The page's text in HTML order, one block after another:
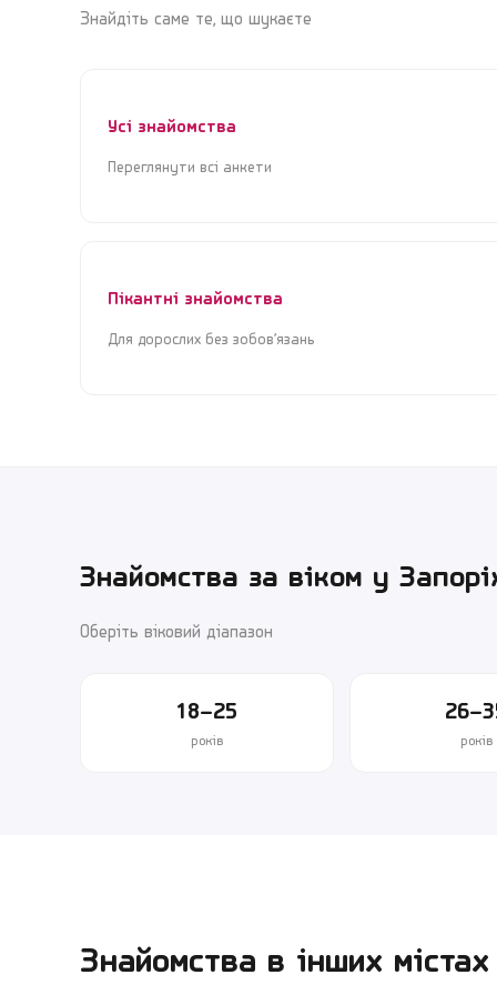
Знайдіть саме те, що шукаєте
Усі знайомства
Переглянути всі анкети
Пікантні знайомства
Для дорослих без зобов’язань
Знайомства за віком у
Оберіть віковий діапазон
18–25
років років
Знайомства в інших